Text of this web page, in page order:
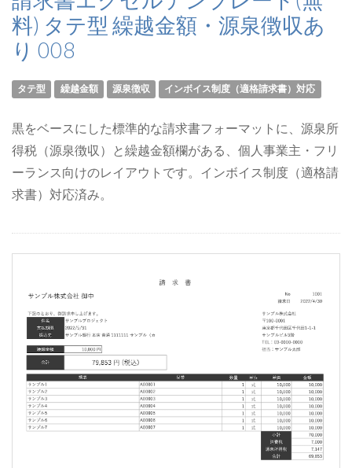
料) タテ型 繰越金額・源泉徴収あ
り 008
タテ型 繰越金額 源泉徴収 インボイス制度（適格請求書）対応
黒をベースにした標準的な請求書フォーマットに、源泉所
得税（源泉徴収）と繰越金額欄がある、個人事業主・フリ
ーランス向けのレイアウトです。インボイス制度（適格請
求書）対応済み。